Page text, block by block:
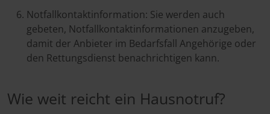
Notfallkontaktinformation: Sie werden auch
gebeten, Notfallkontaktinformationen anzugeben,
damit der Anbieter im Bedarfsfall Angehörige oder
den Rettungsdienst benachrichtigen kann.
Wie weit reicht ein Hausnotruf?